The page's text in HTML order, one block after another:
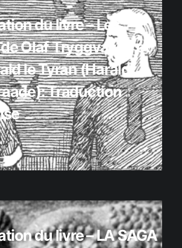
du livre – Les
Olaf Tryggvason et
le Tyran (Harald
Traduction
du livre – LA SAGA